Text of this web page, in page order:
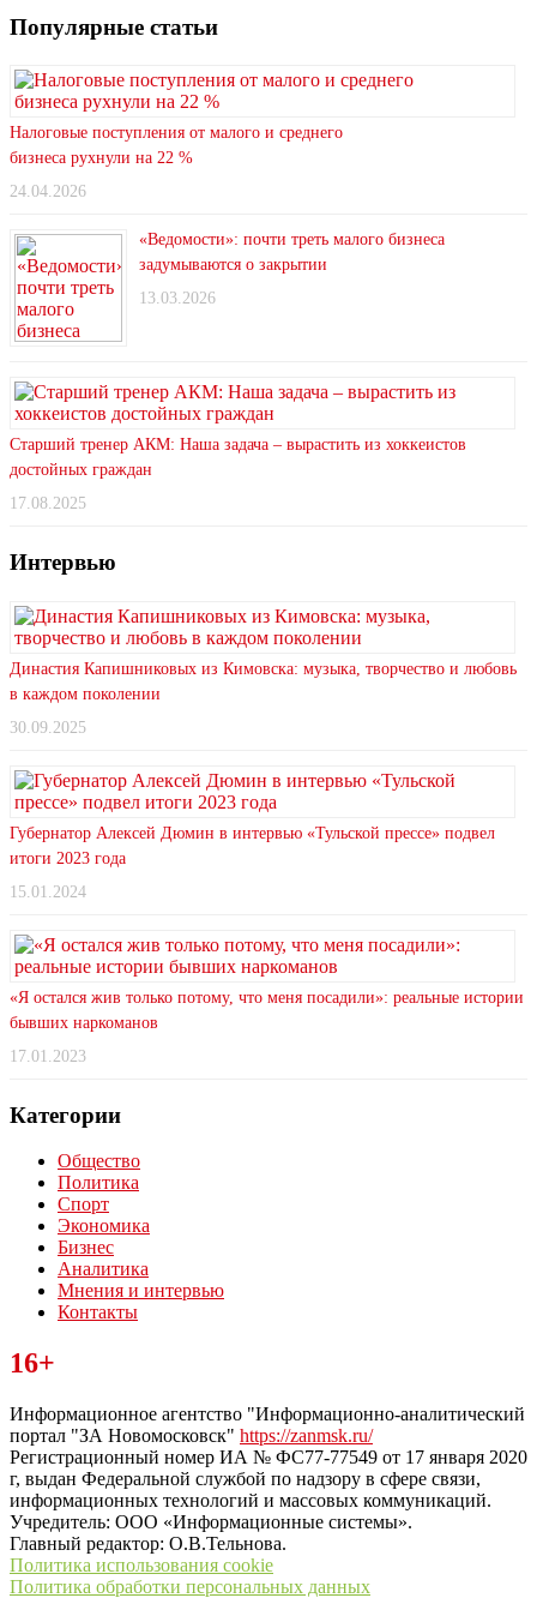
Популярные статьи
Налоговые поступления от малого и среднего
бизнеса рухнули на 22 %
24.04.2026
«Ведомости»: почти треть малого бизнеса
задумываются о закрытии
13.03.2026
Старший тренер АКМ: Наша задача – вырастить из хоккеистов
достойных граждан
17.08.2025
Интервью
Династия Капишниковых из Кимовска: музыка, творчество и любовь
в каждом поколении
30.09.2025
Губернатор Алексей Дюмин в интервью «Тульской прессе» подвел
итоги 2023 года
15.01.2024
«Я остался жив только потому, что меня посадили»: реальные истории
бывших наркоманов
17.01.2023
Категории
Общество
Политика
Спорт
Экономика
Бизнес
Аналитика
Мнения и интервью
Контакты
Читайте последние новости дня в Тульской области на сайте
“ЗаНовомосковск”
16+
Информационное агентство "Информационно-аналитический
портал "ЗА Новомосковск" https://zanmsk.ru/
Регистрационный номер ИА № ФС77-77549 от 17 января 2020
г, выдан Федеральной службой по надзору в сфере связи,
информационных технологий и массовых коммуникаций.
Учредитель: ООО «Информационные системы».
Главный редактор: О.В.Тельнова.
Политика использования cookie
Политика обработки персональных данных